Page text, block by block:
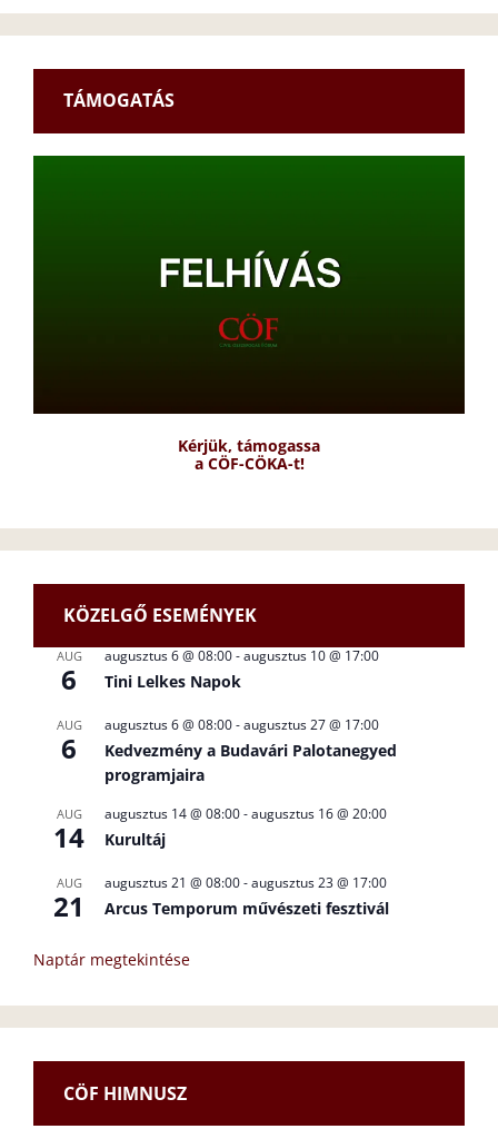
TÁMOGATÁS
Kérjük, támogassa
a CÖF-CÖKA-t!
KÖZELGŐ ESEMÉNYEK
AUG
6
augusztus 6 @ 08:00-augusztus 10 @ 17:00
Tini Lelkes Napok
AUG
6
augusztus 6 @ 08:00-augusztus 27 @ 17:00
Kedvezmény a Budavári Palotanegyed
programjaira
AUG
14
augusztus 14 @ 08:00-augusztus 16 @ 20:00
Kurultáj
AUG
21
augusztus 21 @ 08:00-augusztus 23 @ 17:00
Arcus Temporum művészeti fesztivál
Naptár megtekintése
CÖF HIMNUSZ